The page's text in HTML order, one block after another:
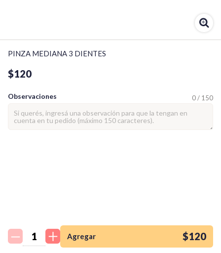
tienda así para mi
emprendimiento!
PINZA MEDIANA 3 DIENTES
$120
Observaciones 0 / 150
Agregar $120